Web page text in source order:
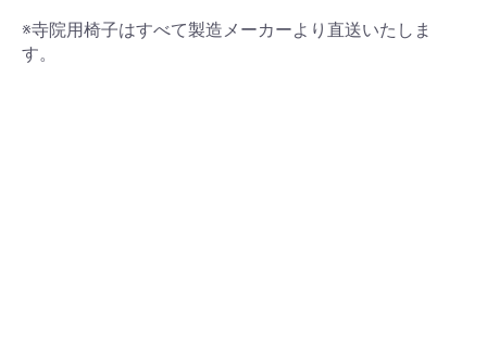
※寺院用椅子はすべて製造メーカーより直送いたしま
す。